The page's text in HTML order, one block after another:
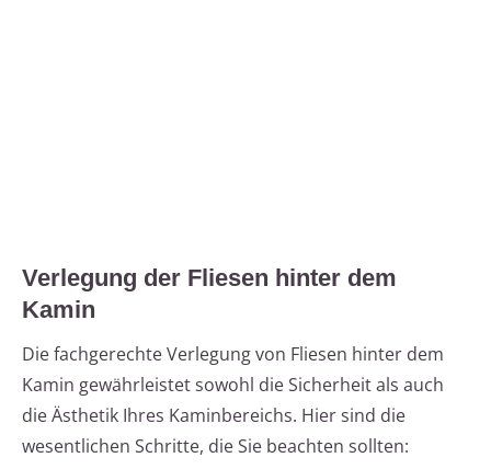
Verlegung der Fliesen hinter dem
Kamin
Die fachgerechte Verlegung von Fliesen hinter dem
Kamin gewährleistet sowohl die Sicherheit als auch
die Ästhetik Ihres Kaminbereichs. Hier sind die
wesentlichen Schritte, die Sie beachten sollten: